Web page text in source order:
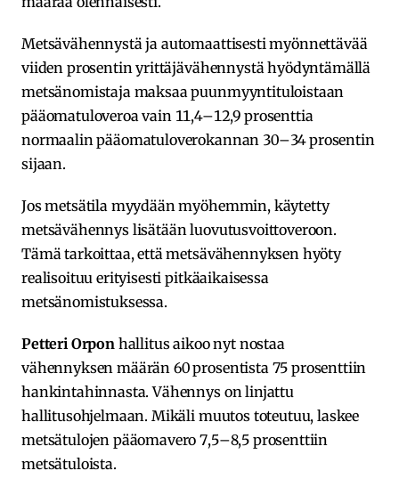
Metsävähennystä ja automaattisesti myönnettävää
viiden prosentin yrittäjävähennystä hyödyntämällä
metsänomistaja maksaa puunmyyntituloistaan
pääomatuloveroa vain 11,4–12,9 prosenttia
normaalin pääomatuloverokannan 30–34 prosentin
sijaan.
Jos metsätila myydään myöhemmin, käytetty
metsävähennys lisätään luovutusvoittoveroon.
Tämä tarkoittaa, että metsävähennyksen hyöty
realisoituu erityisesti pitkäaikaisessa
metsänomistuksessa.
Petteri Orpon hallitus aikoo nyt nostaa
vähennyksen määrän 60 prosentista 75 prosenttiin
hankintahinnasta. Vähennys on linjattu
hallitusohjelmaan. Mikäli muutos toteutuu, laskee
metsätulojen pääomavero 7,5–8,5 prosenttiin
metsätuloista.